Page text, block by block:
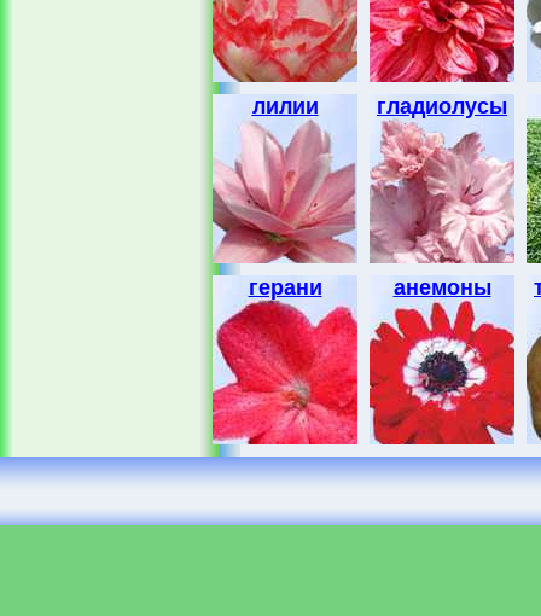
лилии гладиолусы
герани анемоны